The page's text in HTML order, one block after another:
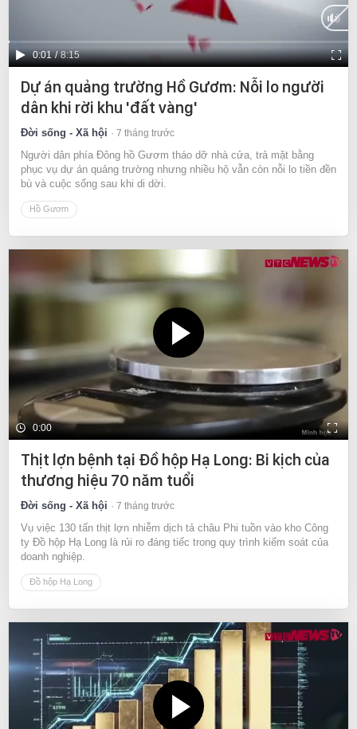
Current
Time
0:01 / Duration
8:15
Dự án quảng trường Hồ Gươm: Nỗi lo người
dân khi rời khu 'đất vàng'
Đời sống - Xã hội 7 tháng trước
Người dân phía Đông hồ Gươm tháo dỡ nhà cửa, trả mặt bằng
phục vụ dự án quảng trường nhưng nhiều hộ vẫn còn nỗi lo tiền đền
bù và cuộc sống sau khi di dời.
Hồ Gươm
0:00
Thịt lợn bệnh tại Đồ hộp Hạ Long: Bi kịch của
thương hiệu 70 năm tuổi
Đời sống - Xã hội 7 tháng trước
Vụ việc 130 tấn thịt lợn nhiễm dịch tả châu Phi tuồn vào kho Công
ty Đồ hộp Hạ Long là rủi ro đáng tiếc trong quy trình kiểm soát của
doanh nghiệp.
Đồ hộp Hạ Long